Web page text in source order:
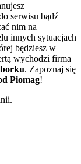
serwisu bądź
nim na
innych sytuacjach
będziesz w
wychodzi firma
. Zapoznaj się
Piomag!